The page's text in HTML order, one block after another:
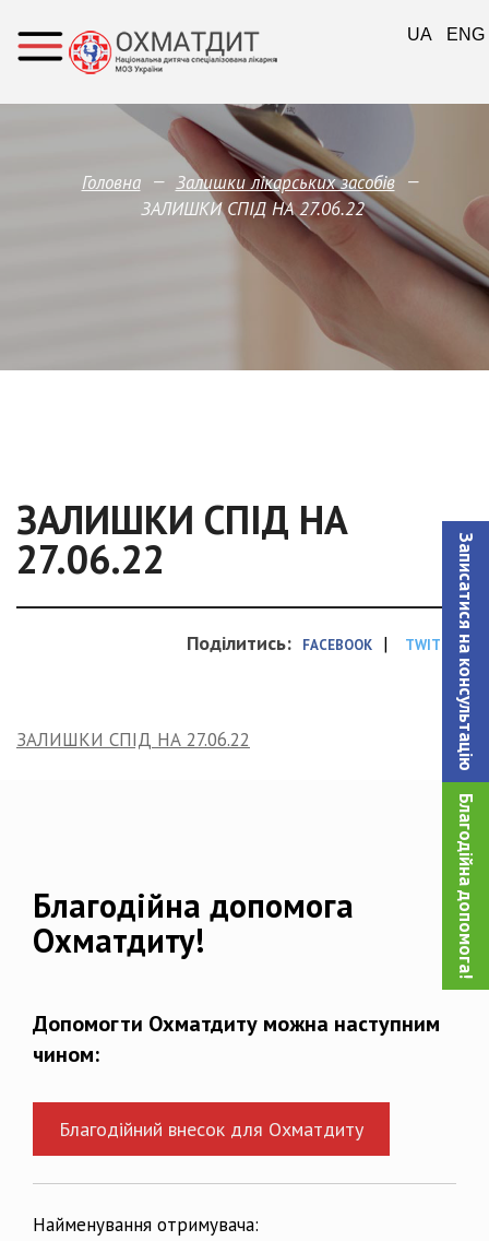
Записатися на консультацiю
Благодійна допомога!
Головна — Залишки лікарських засобів —
ЗАЛИШКИ СПІД НА 27.06.22
ЗАЛИШКИ СПІД НА
27.06.22
Поділитись: FACEBOOK | TWITTER
ЗАЛИШКИ СПІД НА 27.06.22
Благодійна допомога
Охматдиту!
Допомогти Охматдиту можна наступним
чином:
Благодійний внесок для Охматдиту
Найменування отримувача:
UA ENG